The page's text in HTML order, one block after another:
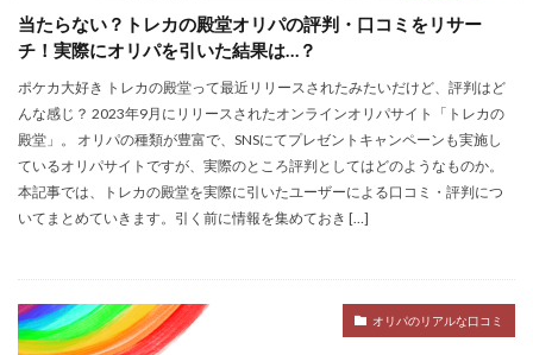
当たらない？トレカの殿堂オリパの評判・口コミをリサー
チ！実際にオリパを引いた結果は…？
ポケカ大好き トレカの殿堂って最近リリースされたみたいだけど、評判はど
んな感じ？ 2023年9月にリリースされたオンラインオリパサイト「トレカの
殿堂」。 オリパの種類が豊富で、SNSにてプレゼントキャンペーンも実施し
ているオリパサイトですが、実際のところ評判としてはどのようなものか。
本記事では、トレカの殿堂を実際に引いたユーザーによる口コミ・評判につ
いてまとめていきます。引く前に情報を集めておき […]
オリパのリアルな口コミ